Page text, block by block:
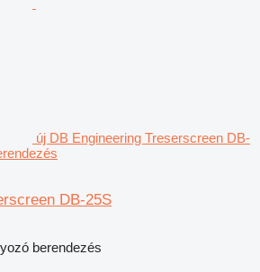
új DB Engineering Treserscreen DB-
DB-25S
berendezés